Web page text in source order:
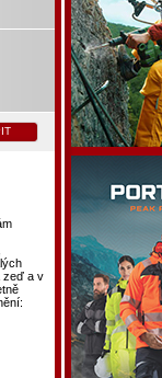
zeď a v